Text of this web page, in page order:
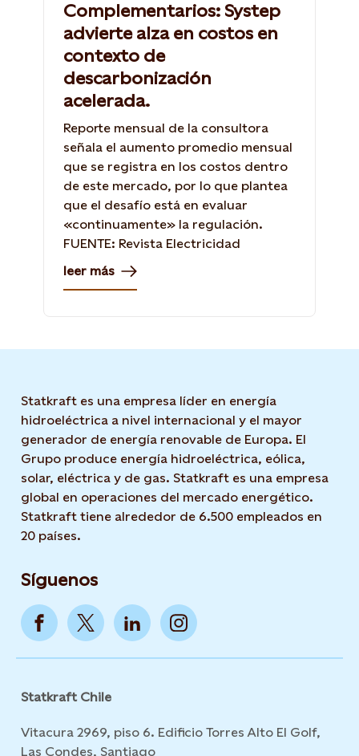
Complementarios: Systep
advierte alza en costos en
contexto de
descarbonización
acelerada.
Reporte mensual de la consultora
señala el aumento promedio mensual
que se registra en los costos dentro
de este mercado, por lo que plantea
que el desafío está en evaluar
«continuamente» la regulación.
FUENTE: Revista Electricidad
leer más
Statkraft es una empresa líder en energía
hidroeléctrica a nivel internacional y el mayor
generador de energía renovable de Europa. El
Grupo produce energía hidroeléctrica, eólica,
solar, eléctrica y de gas. Statkraft es una empresa
global en operaciones del mercado energético.
Statkraft tiene alrededor de 6.500 empleados en
20 países.
Síguenos
Statkraft Chile
Vitacura 2969, piso 6. Edificio Torres Alto El Golf,
Las Condes, Santiago